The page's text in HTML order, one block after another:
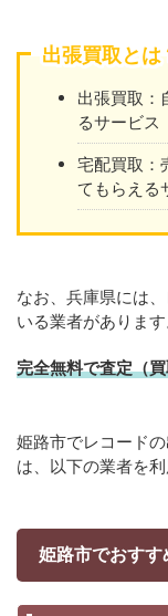
出張買取と
出張買取：
るサービス
宅配買取：
てもらえる
なお、兵庫県には
いる業者があります
完全無料で査定（
姫路市でレコード
は、以下の業者を
姫路市でおす